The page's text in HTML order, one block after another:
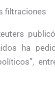
filtraciones
ha